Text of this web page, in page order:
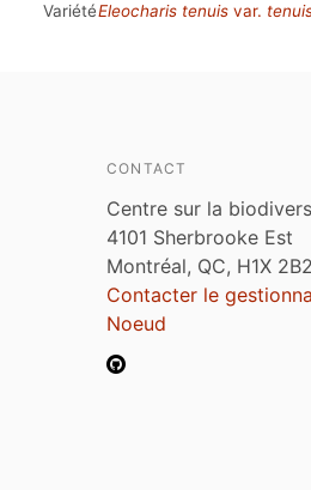
VariétéEleocharis tenuis var.
CONTACT
Centre sur la
4101 Sherbrooke Est
Montréal, QC, H1X
Contacter le
Noeud